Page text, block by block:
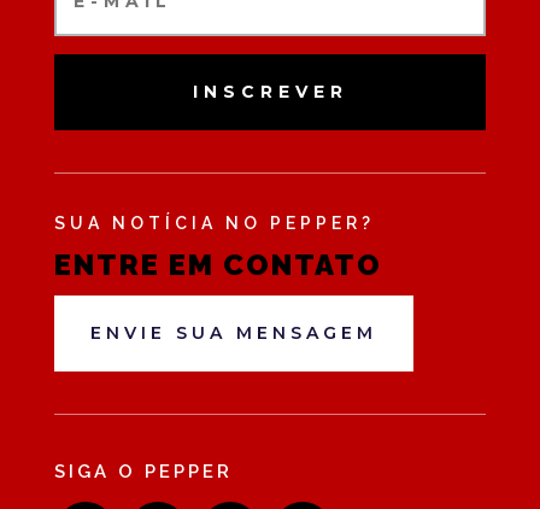
INSCREVER
SUA NOTÍCIA NO PEPPER?
ENTRE EM CONTATO
ENVIE SUA MENSAGEM
SIGA O PEPPER